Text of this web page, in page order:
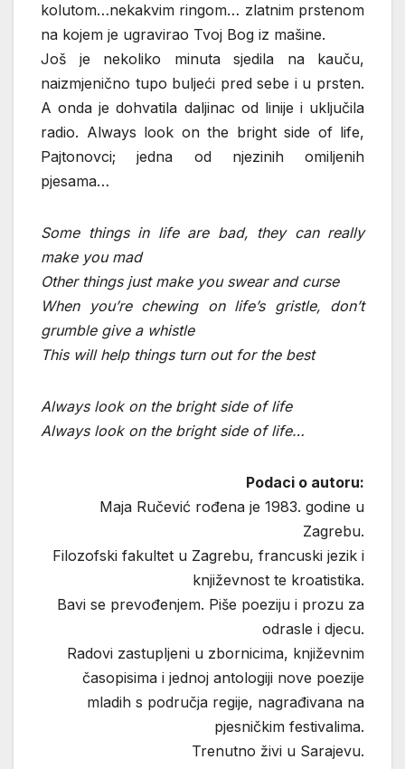
kolutom…nekakvim ringom… zlatnim prstenom
na kojem je ugravirao Tvoj Bog iz mašine.
Još je nekoliko minuta sjedila na kauču,
naizmjenično tupo buljeći pred sebe i u prsten.
A onda je dohvatila daljinac od linije i uključila
radio. Always look on the bright side of life,
Pajtonovci; jedna od njezinih omiljenih
pjesama…
Some things in life are bad, they can really
make you mad
Other things just make you swear and curse
When you’re chewing on life’s gristle, don’t
grumble give a whistle
This will help things turn out for the best
Always look on the bright side of life
Always look on the bright side of life…
Podaci o autoru:
Maja Ručević rođena je 1983. godine u
Zagrebu.
Filozofski fakultet u Zagrebu, francuski jezik i
književnost te kroatistika.
Bavi se prevođenjem. Piše poeziju i prozu za
odrasle i djecu.
Radovi zastupljeni u zbornicima, književnim
časopisima i jednoj antologiji nove poezije
mladih s područja regije, nagrađivana na
pjesničkim festivalima.
Trenutno živi u Sarajevu.